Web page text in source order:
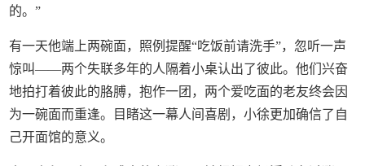
的。”
有一天他端上两碗面，照例提醒“吃饭前请洗手”，忽听一声
惊叫——两个失联多年的人隔着小桌认出了彼此。他们兴奋
地拍打着彼此的胳膊，抱作一团，两个爱吃面的老友终会因
为一碗面而重逢。目睹这一幕人间喜剧，小徐更加确信了自
己开面馆的意义。